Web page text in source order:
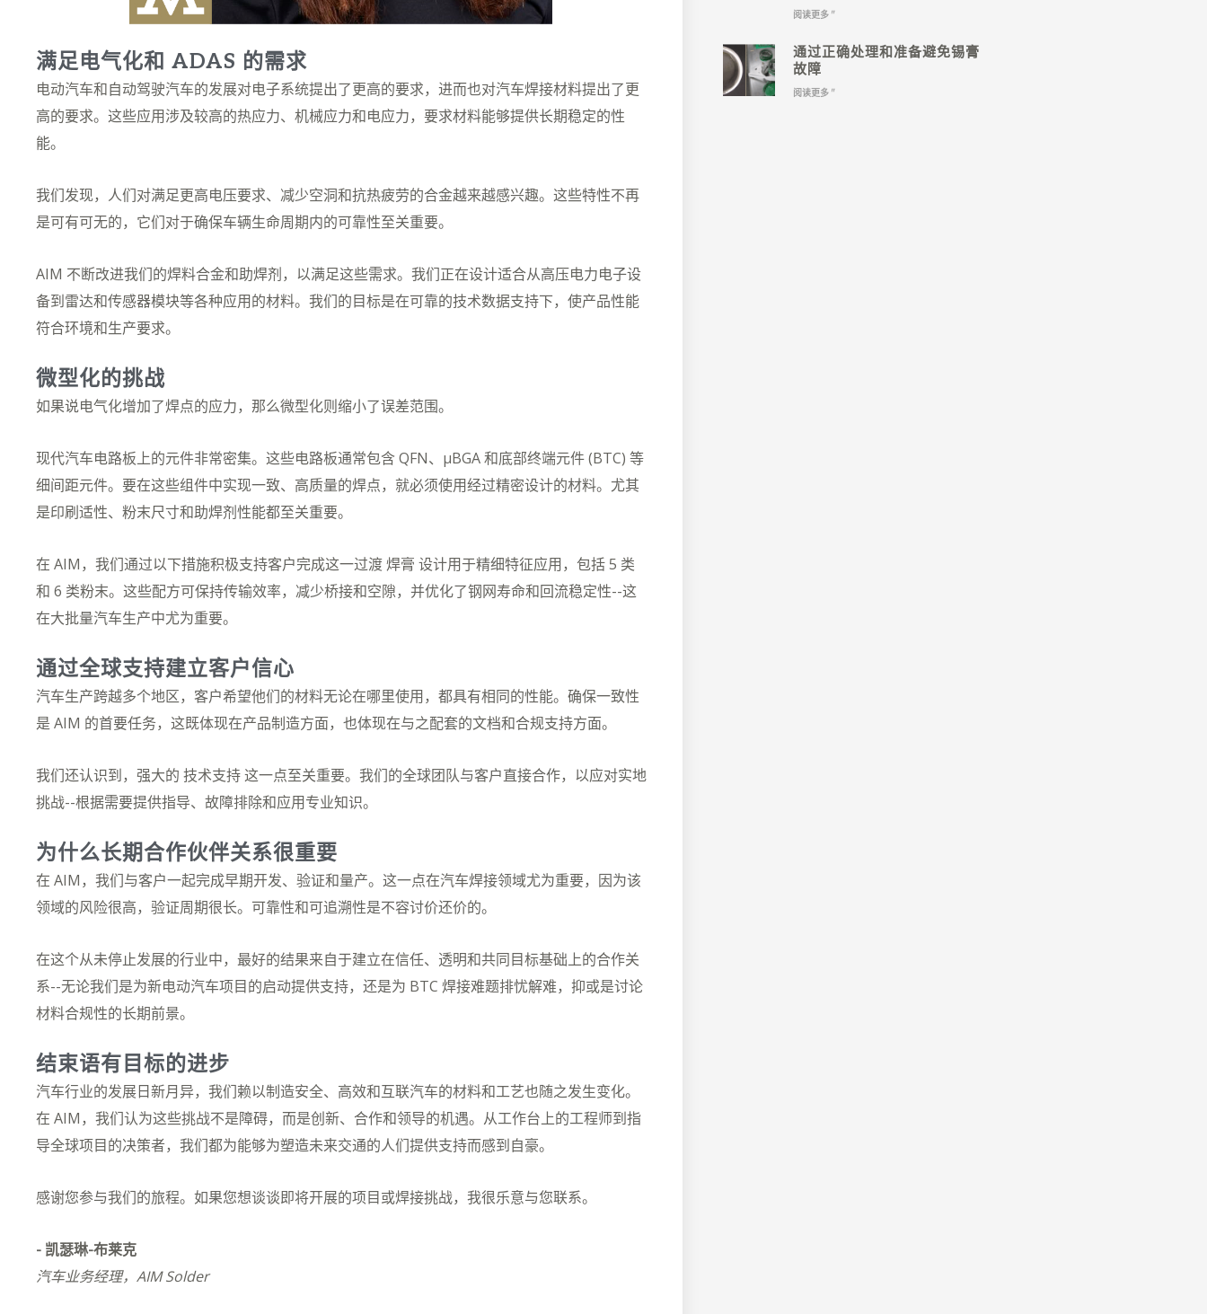
满足电气化和 ADAS 的需求
电动汽车和自动驾驶汽车的发展对电子系统提出了更高的要求，进而也对汽车焊接材料提出了更
高的要求。这些应用涉及较高的热应力、机械应力和电应力，要求材料能够提供长期稳定的性
能。
我们发现，人们对满足更高电压要求、减少空洞和抗热疲劳的合金越来越感兴趣。这些特性不再
是可有可无的，它们对于确保车辆生命周期内的可靠性至关重要。
AIM 不断改进我们的焊料合金和助焊剂，以满足这些需求。我们正在设计适合从高压电力电子设
备到雷达和传感器模块等各种应用的材料。我们的目标是在可靠的技术数据支持下，使产品性能
符合环境和生产要求。
微型化的挑战
如果说电气化增加了焊点的应力，那么微型化则缩小了误差范围。
现代汽车电路板上的元件非常密集。这些电路板通常包含 QFN、µBGA 和底部终端元件 (BTC) 等
细间距元件。要在这些组件中实现一致、高质量的焊点，就必须使用经过精密设计的材料。尤其
是印刷适性、粉末尺寸和助焊剂性能都至关重要。
在 AIM，我们通过以下措施积极支持客户完成这一过渡焊膏 设计用于精细特征应用，包括 5 类
和 6 类粉末。这些配方可保持传输效率，减少桥接和空隙，并优化了钢网寿命和回流稳定性--这
在大批量汽车生产中尤为重要。
通过全球支持建立客户信心
汽车生产跨越多个地区，客户希望他们的材料无论在哪里使用，都具有相同的性能。确保一致性
是 AIM 的首要任务，这既体现在产品制造方面，也体现在与之配套的文档和合规支持方面。
我们还认识到，强大的 技术支持这一点至关重要。我们的全球团队与客户直接合作，以应对实地
挑战--根据需要提供指导、故障排除和应用专业知识。
为什么长期合作伙伴关系很重要
在 AIM，我们与客户一起完成早期开发、验证和量产。这一点在汽车焊接领域尤为重要，因为该
领域的风险很高，验证周期很长。可靠性和可追溯性是不容讨价还价的。
在这个从未停止发展的行业中，最好的结果来自于建立在信任、透明和共同目标基础上的合作关
系--无论我们是为新电动汽车项目的启动提供支持，还是为 BTC 焊接难题排忧解难，抑或是讨论
材料合规性的长期前景。
结束语有目标的进步
汽车行业的发展日新月异，我们赖以制造安全、高效和互联汽车的材料和工艺也随之发生变化。
在 AIM，我们认为这些挑战不是障碍，而是创新、合作和领导的机遇。从工作台上的工程师到指
导全球项目的决策者，我们都为能够为塑造未来交通的人们提供支持而感到自豪。
感谢您参与我们的旅程。如果您想谈谈即将开展的项目或焊接挑战，我很乐意与您联系。
- 凯瑟琳-布莱克
汽车业务经理，AIM Solder
阅读更多 "
通过正确处理和准备避免锡膏
故障
阅读更多 "